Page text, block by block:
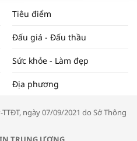
2024 VÀ NĂM 2025 | NHỊP
TRƯỜNG #62
“Xúc tiến thương mại: Khơi
Tiêu điểm
Đấu giá - Đấu thầu
Sức khỏe - Làm đẹp
Địa phương
ngày 07/09/2021 do Sở Thông